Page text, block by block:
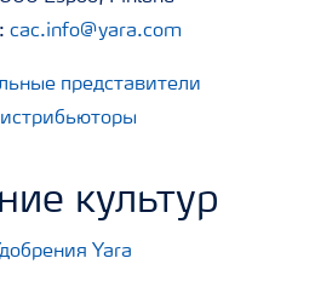
cac.info@yara.com
представители
культур
Yara